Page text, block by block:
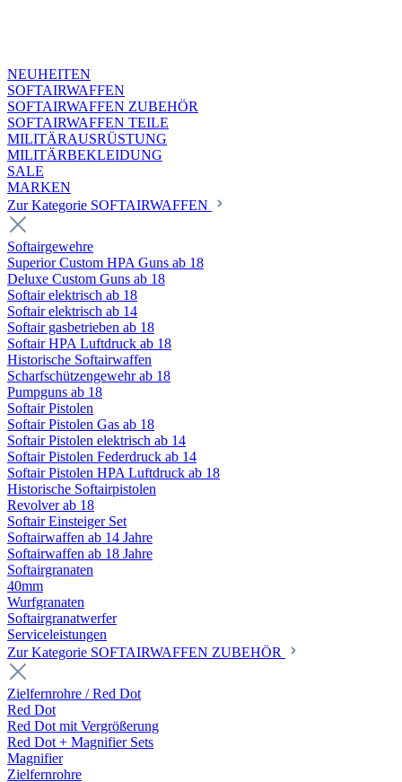
NEUHEITEN
SOFTAIRWAFFEN
SOFTAIRWAFFEN ZUBEHÖR
SOFTAIRWAFFEN TEILE
MILITÄRAUSRÜSTUNG
MILITÄRBEKLEIDUNG
SALE
MARKEN
Zur Kategorie SOFTAIRWAFFEN
Softairgewehre
Superior Custom HPA Guns ab 18
Deluxe Custom Guns ab 18
Softair elektrisch ab 18
Softair elektrisch ab 14
Softair gasbetrieben ab 18
Softair HPA Luftdruck ab 18
Historische Softairwaffen
Scharfschützengewehr ab 18
Pumpguns ab 18
Softair Pistolen
Softair Pistolen Gas ab 18
Softair Pistolen elektrisch ab 14
Softair Pistolen Federdruck ab 14
Softair Pistolen HPA Luftdruck ab 18
Historische Softairpistolen
Revolver ab 18
Softair Einsteiger Set
Softairwaffen ab 14 Jahre
Softairwaffen ab 18 Jahre
Softairgranaten
40mm
Wurfgranaten
Softairgranatwerfer
Serviceleistungen
Zur Kategorie SOFTAIRWAFFEN ZUBEHÖR
Zielfernrohre / Red Dot
Red Dot
Red Dot mit Vergrößerung
Red Dot + Magnifier Sets
Magnifier
Zielfernrohre